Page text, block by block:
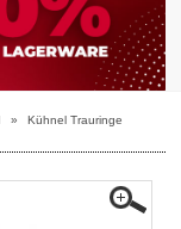
»
Kühnel Trauringe